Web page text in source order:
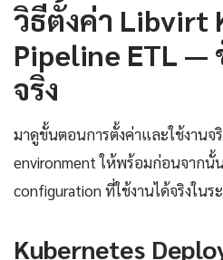
วิธีตั้งค่า Libvirt
Pipeline ETL
จริง
มาดูขั้นตอนการตั้งค่าและใช้งานจ
environment ให้พร้อมก่อนจากนั้
configuration ที่ใช้งานได้จริงใน
Kubernetes